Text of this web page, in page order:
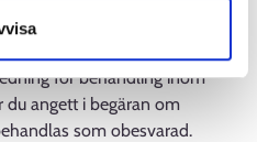
löper ut.
för behandling inom
du angett i begäran om
som obesvarad.